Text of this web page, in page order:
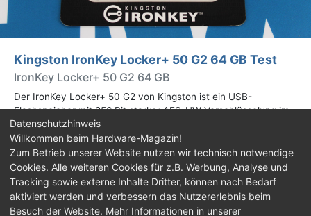
Kingston IronKey Locker+ 50 G2 64 GB Test
IronKey Locker+ 50 G2 64 GB
Der IronKey Locker+ 50 G2 von Kingston ist ein USB-
Flashspeicher mit 256 Bit starker AES-HW-Verschlüsselung im
XTS-Modus. Wir haben das 64-GB-Modell im Praxistest
genauer begutachtet.
Impressum| Kontakt |Jobs |Datenschutz |
Consent‑Einstellungen |Haftungsausschluss
Datenschutzhinweis
Willkommen beim Hardware-Magazin!
Zum Betrieb unserer Website nutzen wir technisch notwendige
Cookies. Alle weiteren Cookies für z.B. Werbung, Analyse und
Tracking sowie externe Inhalte Dritter, können nach Bedarf
aktiviert werden und verbessern das Nutzererlebnis beim
Besuch der Website. Mehr Informationen in unserer